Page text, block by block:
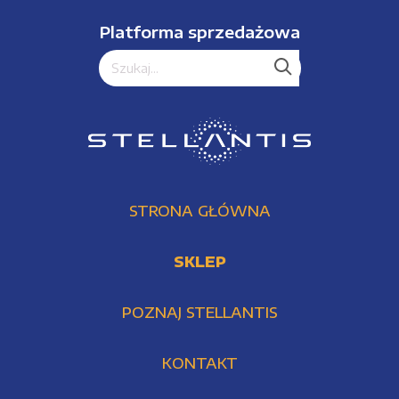
Platforma sprzedażowa
STRONA GŁÓWNA
SKLEP
POZNAJ STELLANTIS
KONTAKT